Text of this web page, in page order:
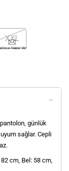
XXL
Haber Ver
günlük
sağlar. Cepli
cm, Bel: 58 cm,